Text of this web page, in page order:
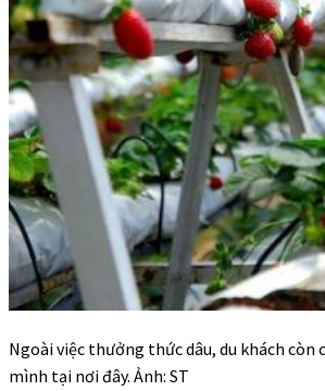
Ngoài việc thưởng thức dâu, du khách
mình tại nơi đây. Ảnh: ST